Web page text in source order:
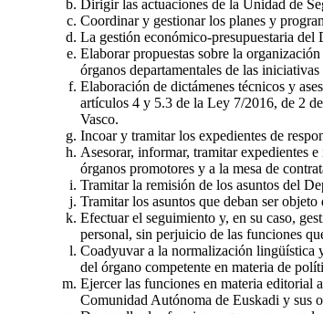
Dirigir las actuaciones de la Unidad de
Coordinar y gestionar los planes y
La gestión económico-presupuestaria del
Elaborar propuestas sobre la
órganos departamentales de las
Elaboración de dictámenes técnicos y
artículos 4 y 5.3 de la Ley 7/2016, de 2
Vasco.
Incoar y tramitar los expedientes de
Asesorar, informar, tramitar expedientes
órganos promotores y a la mesa de
Tramitar la remisión de los asuntos del
Tramitar los asuntos que deban ser
Efectuar el seguimiento y, en su caso,
personal, sin perjuicio de las funciones
Coadyuvar a la normalización lingüística
del órgano competente en materia de
Ejercer las funciones en materia editorial
Comunidad Autónoma de Euskadi y sus